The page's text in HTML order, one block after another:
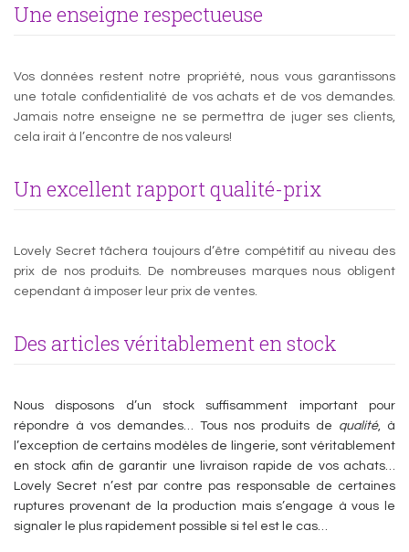
Une enseigne respectueuse
Vos données restent notre propriété, nous vous garantissons
une totale confidentialité de vos achats et de vos demandes.
Jamais notre enseigne ne se permettra de juger ses clients,
cela irait à l’encontre de nos valeurs!
Un excellent rapport qualité-prix
Lovely Secret tâchera toujours d’être compétitif au niveau des
prix de nos produits. De nombreuses marques nous obligent
cependant à imposer leur prix de ventes.
Des articles véritablement en stock
Nous disposons d’un stock suffisamment important pour
répondre à vos demandes… Tous nos produits de qualité, à
l’exception de certains modèles de lingerie, sont véritablement
en stock afin de garantir une livraison rapide de vos achats…
Lovely Secret n’est par contre pas responsable de certaines
ruptures provenant de la production mais s’engage à vous le
signaler le plus rapidement possible si tel est le cas…